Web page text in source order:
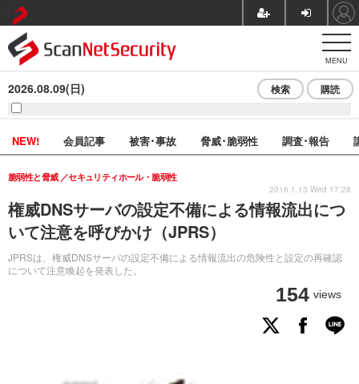
MENU
2026.08.09(日) 検索 購読
NEW! 会員記事 被害･事故 脅威･脆弱性 調査･報告
権威DNSサーバの設定不備による情報流出につ
いて注意を呼びかけ（JPRS）
JPRSは、権威DNSサーバの設定不備による情報流出の危険性と設定の再確認
について注意喚起を発表した。
脆弱性と脅威 セキュリティホール・脆弱性
154 views
2016.1.13 Wed 17:28